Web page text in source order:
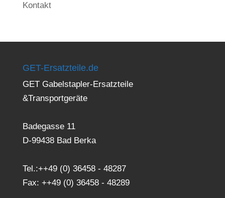
Kontakt
GET-Ersatzteile.de
GET Gabelstapler-Ersatzteile
&Transportgeräte
Badegasse 11
D-99438 Bad Berka
Tel.:++49 (0) 36458 - 48287
Fax: ++49 (0) 36458 - 48289